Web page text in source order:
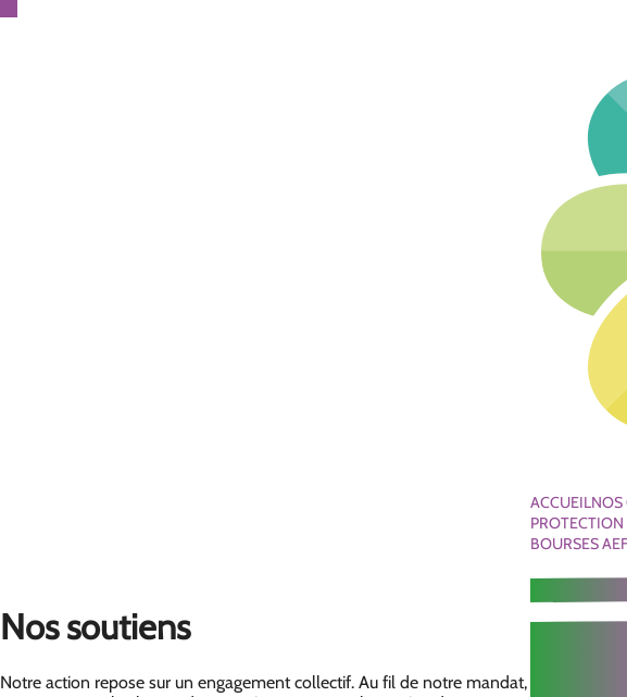
ACCUEILNOS
BOURSES
Nos soutiens
Notre action repose sur un engagement collectif. Au fil de notre mandat,